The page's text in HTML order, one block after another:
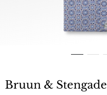
Bruun & Stengade